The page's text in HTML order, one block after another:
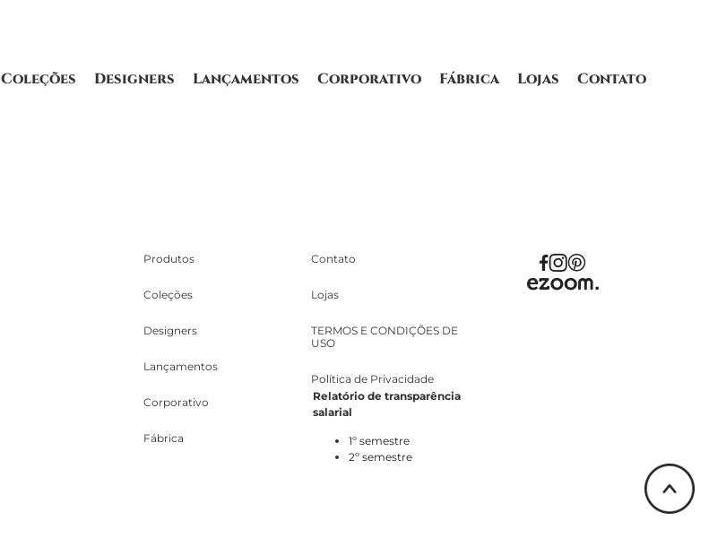
Coleções Designers Lançamentos Corporativo Fábrica Lojas Contato
Produtos
Coleções
Designers
Lançamentos
Corporativo
Fábrica
Contato
Lojas
TERMOS E CONDIÇÕES DE
USO
Política de Privacidade
Relatório de transparência
salarial
1º semestre
2º semestre